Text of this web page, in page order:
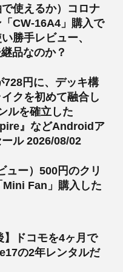
で使えるか）コロナ
CW-16A4」購入で
勝手レビュー、
品なのか？
728円に、デッキ構
クを初めて融合し
ルを確立した
』などAndroidア
ル 2026/08/02
ュー）500円のクリ
Mini Fan」購入した
】ドコモを4ヶ月で
の2年レンタルだ